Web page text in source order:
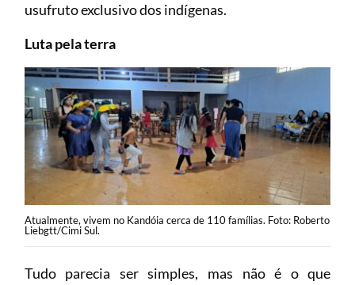
usufruto exclusivo dos indígenas.
Luta pela terra
Atualmente, vivem no Kandóia cerca de 110 famílias. Foto: Roberto
Liebgtt/Cimi Sul.
Tudo parecia ser simples, mas não é o que